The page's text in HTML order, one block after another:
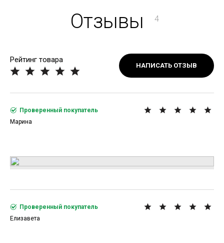
Отзывы 4
Рейтинг товара
НАПИСАТЬ ОТЗЫВ
Проверенный покупатель
Марина
Проверенный покупатель
Елизавета